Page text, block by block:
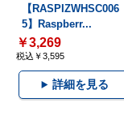
【RASPIZWHSC006
5】Raspberr...
￥3,269
税込￥3,595
詳細を見る